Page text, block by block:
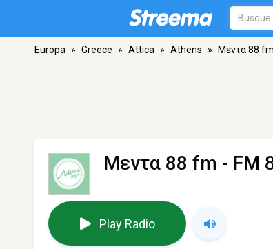
Europa » Greece » Attica » Athens » Μεντα 88 fm
Μεντα 88 fm - FM
Play Radio